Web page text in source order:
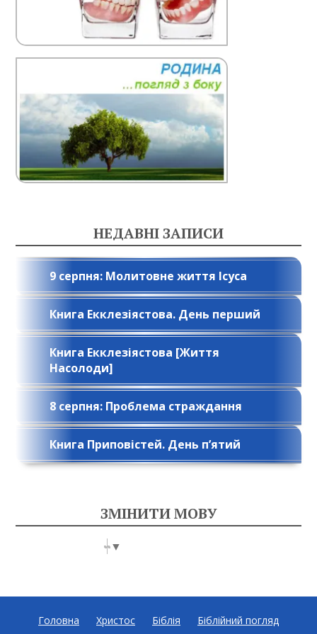
НЕДАВНІ ЗАПИСИ
9 серпня: Молитовне життя Ісуса
Книга Екклезіястова. День перший
Книга Екклезіястова [Життя
Насолоди]
8 серпня: Проблема страждання
Книга Приповістей. День п’ятий
ЗМІНИТИ МОВУ
Select Language ▼
Головна Христос Біблія
Біблійний погляд